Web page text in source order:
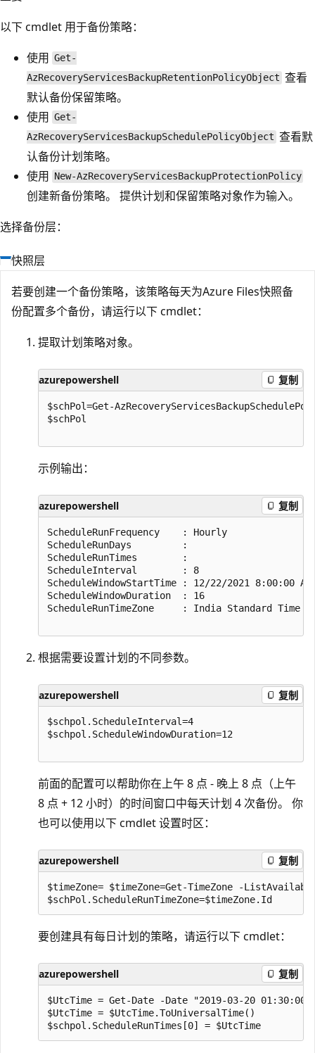
以下 cmdlet 用于备份策略：
使用 Get-
AzRecoveryServicesBackupRetentionPolicyObject 查看
默认备份保留策略。
使用 Get-
AzRecoveryServicesBackupSchedulePolicyObject 查看默
认备份计划策略。
使用
New-AzRecoveryServicesBackupProtectionPolicy
创建新备份策略。 提供计划和保留策略对象作为输入。
选择备份层：
快照层
若要创建一个备份策略，该策略每天为Azure Files快照备
份配置多个备份，请运行以下 cmdlet：
提取计划策略对象。
azurepowershell 复制
$schPol=Get-
$schPol
示例输出：
azurepowershell 复制
ScheduleRunFrequency    : Hourly
ScheduleRunDays         :
ScheduleRunTimes        :
ScheduleInterval        : 8
ScheduleWindowStartTime : 12/22/2021 8:00:00 AM
ScheduleWindowDuration  : 16
ScheduleRunTimeZone     : India Standard Time
根据需要设置计划的不同参数。
azurepowershell 复制
$schpol.ScheduleInterval=4
$schpol.ScheduleWindowDuration=12
前面的配置可以帮助你在上午 8 点 - 晚上 8 点（上午
8 点 + 12 小时）的时间窗口中每天计划 4 次备份。 你
也可以使用以下 cmdlet 设置时区：
azurepowershell 复制
$timeZone= $timeZone=Get-TimeZone -
要创建具有每日计划的策略，请运行以下 cmdlet：
azurepowershell 复制
$UtcTime = Get-Date -Date "2019-03-20
$UtcTime = $UtcTime.ToUniversalTime()